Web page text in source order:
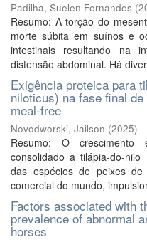
Padilha, Suelen Fernandes (
Resumo: A torção do
morte súbita em suínos e
intestinais resultando na
distensão abdominal. Há
Exigência proteica para
niloticus) na fase final
meal-free
Novodworski, Jailson (2025)
Resumo: O crescimento
consolidado a tilápia-do-
das espécies de peixes
comercial do mundo,
Factors associated with
prevalence of abnormal
horses